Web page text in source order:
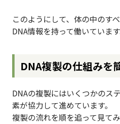
このようにして、体の中のす
DNA情報を持って働いています
DNA複製の仕組みを
DNAの複製にはいくつかのス
素が協力して進めています。
複製の流れを順を追って見てみ